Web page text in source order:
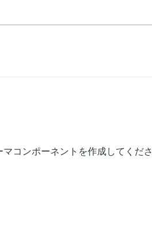
コンポーネントを作成してくださ